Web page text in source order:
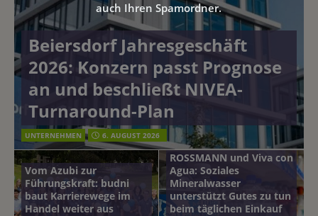
Beiersdorf Jahresgeschäft
2026: Konzern passt Prognose
an und beschließt NIVEA-
Turnaround-Plan
UNTERNEHMEN 6. AUGUST 2026
Vom Azubi zur
Führungskraft: budni
baut Karrierewege im
Handel weiter aus
ROSSMANN und Viva con
Agua: Soziales
Mineralwasser
unterstützt Gutes zu tun
beim täglichen Einkauf
auch Ihren Spamordner.